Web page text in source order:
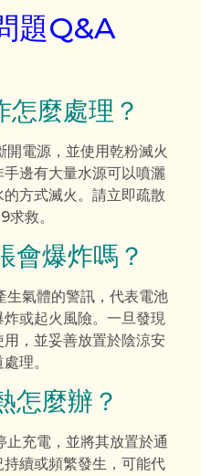
題Q&A
怎麼處理？
電源，並使用乾粉滅火
邊有大量水源可以噴灑
方式滅火。請立即疏散
求救。
會爆炸嗎？
生氣體的警訊，代表電池
或起火風險。一旦發現
，並妥善放置於陰涼安
理。
怎麼辦？
充電，並將其放置於通
續或頻繁發生，可能代